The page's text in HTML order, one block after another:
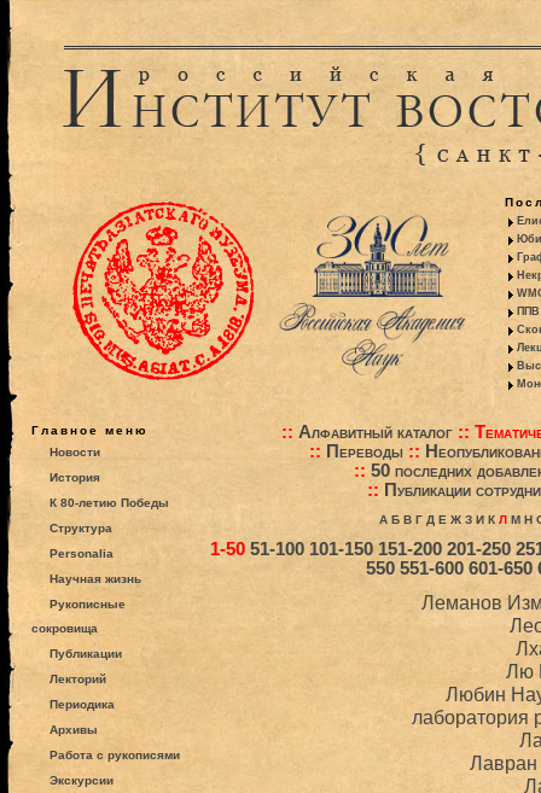
ППВ
Главное меню
Новости
История
К 80-летию Победы
Структура
Personalia
Научная жизнь
Рукописные
сокровища
Публикации
Лекторий
Периодика
Архивы
Работа с рукописями
Экскурсии
:: Алфавитный каталог ::
:: Переводы::
:: 50 последних
:: Публикации
А Б В Г Д Е Ж З И К Л М Н
1-50 51-100 101-150 151-200 201-250
550 551-600 601-650
Леманов
Лю
Любин
лаборатория
Лавран